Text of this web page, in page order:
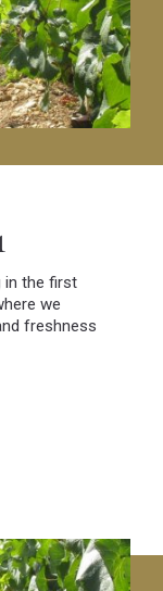
in the first
we
freshness